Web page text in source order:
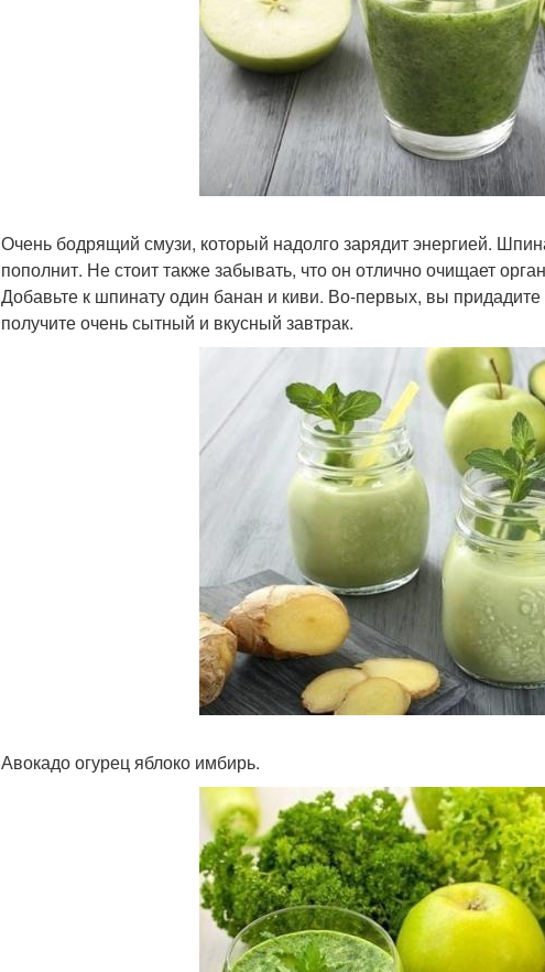
Очень бодрящий смузи, который надолго зарядит энергией.
пополнит. Не стоит также забывать, что он отлично очищает
Добавьте к шпинату один банан и киви. Во-первых, вы
получите очень сытный и вкусный завтрак.
Авокадо огурец яблоко имбирь.